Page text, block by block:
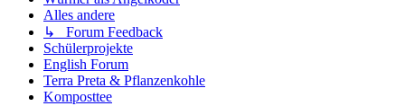
Alles andere
↳ Forum Feedback
Schülerprojekte
English Forum
Terra Preta & Pflanzenkohle
Komposttee